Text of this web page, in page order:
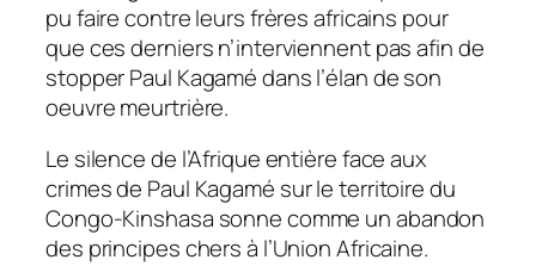
pu faire contre leurs frères africains pour
que ces derniers n’interviennent pas afin de
stopper Paul Kagamé dans l’élan de son
oeuvre meurtrière.
Le silence de l’Afrique entière face aux
crimes de Paul Kagamé sur le territoire du
Congo-Kinshasa sonne comme un abandon
des principes chers à l’Union Africaine.